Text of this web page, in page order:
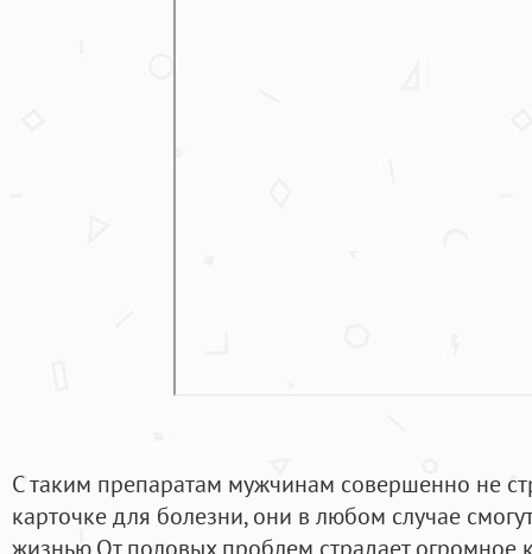
С таким препаратам мужчинам совершенно не
карточке для болезни, они в любом случае
жизнью.От половых проблем страдает огромное